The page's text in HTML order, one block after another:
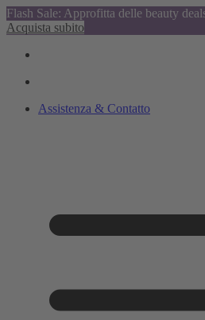
Flash Sale: Approfitta delle beauty
Acquista subito
Assistenza & Contatto